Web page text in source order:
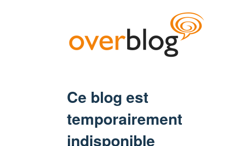
Ce blog est
temporairement
indisponible